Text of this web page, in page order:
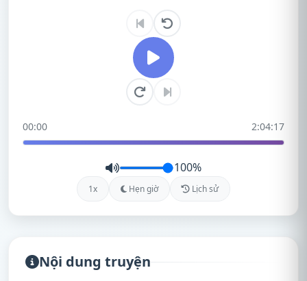
00:00 2:04:17
100%
1x Hẹn giờ Lịch sử
Nội dung truyện